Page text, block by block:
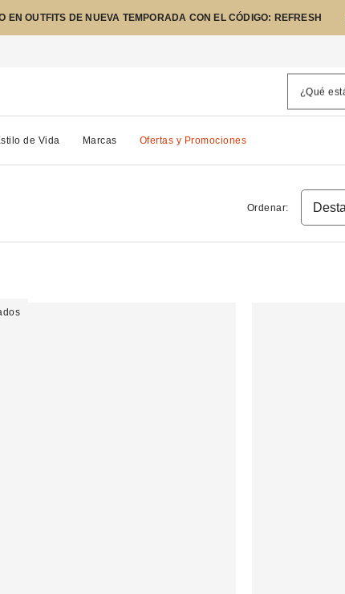
EN OUTFITS DE NUEVA TEMPORADA CON EL CÓDIGO: REFRESH
de Vida Marcas Ofertas y Promociones
Ordenar: